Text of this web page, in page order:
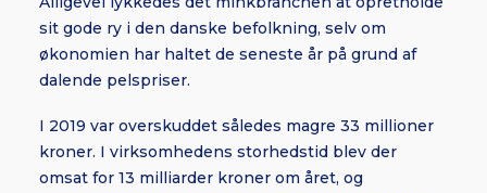
sit gode ry i den danske befolkning, selv om
økonomien har haltet de seneste år på grund af
dalende pelspriser.
I 2019 var overskuddet således magre 33 millioner
kroner. I virksomhedens storhedstid blev der
omsat for 13 milliarder kroner om året, og